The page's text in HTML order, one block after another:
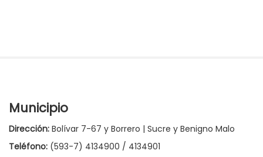
Municipio
Dirección: Bolívar 7-67 y Borrero | Sucre y Benigno Malo
Teléfono: (593-7) 4134900 / 4134901